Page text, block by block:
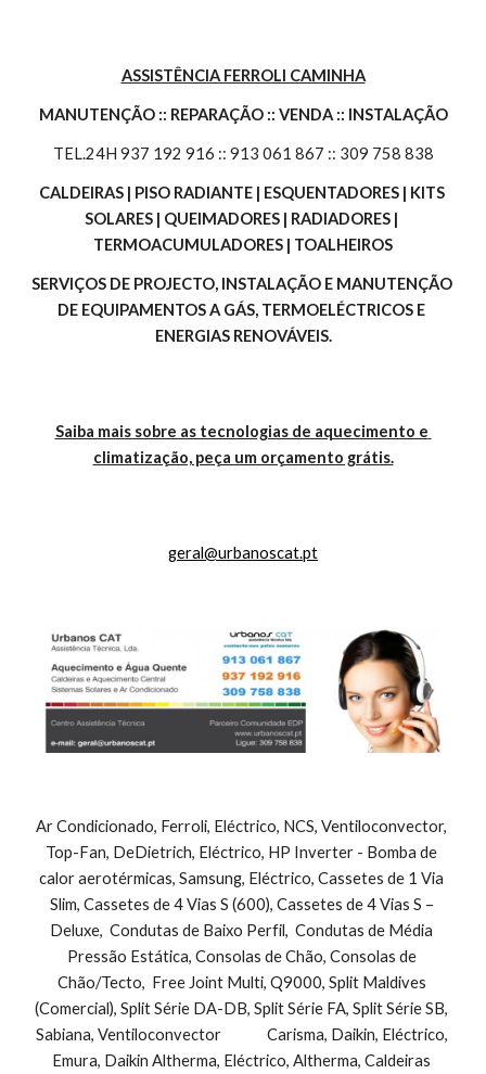
ASSISTÊNCIA FERROLI CAMINHA
MANUTENÇÃO :: REPARAÇÃO :: VENDA :: INSTALAÇÃO
TEL.24H 937 192 916 :: 913 061 867 :: 309 758 838
CALDEIRAS | PISO RADIANTE | ESQUENTADORES | KITS
SOLARES | QUEIMADORES | RADIADORES |
TERMOACUMULADORES | TOALHEIROS
SERVIÇOS DE PROJECTO, INSTALAÇÃO E MANUTENÇÃO
DE EQUIPAMENTOS A GÁS, TERMOELÉCTRICOS E
ENERGIAS RENOVÁVEIS.
Saiba mais sobre as tecnologias de aquecimento e
climatização, peça um orçamento grátis.
geral@urbanoscat.pt
Ar Condicionado, Ferroli, Eléctrico, NCS, Ventiloconvector,
Top-Fan, DeDietrich, Eléctrico, HP Inverter - Bomba de
calor aerotérmicas, Samsung, Eléctrico, Cassetes de 1 Via
Slim, Cassetes de 4 Vias S (600), Cassetes de 4 Vias S –
Deluxe,  Condutas de Baixo Perfil,  Condutas de Média
Pressão Estática, Consolas de Chão, Consolas de
Chão/Tecto,  Free Joint Multi, Q9000, Split Maldives
(Comercial), Split Série DA-DB, Split Série FA, Split Série SB,
Sabiana, Ventiloconvector              Carisma, Daikin, Eléctrico,
Emura, Daikin Altherma, Eléctrico, Altherma, Caldeiras